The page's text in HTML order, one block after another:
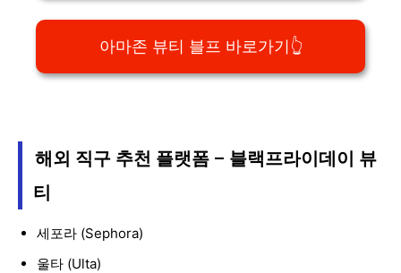
아마존 뷰티 블프 바로가기👆
해외 직구 추천 플랫폼 – 블랙프라이데이 뷰
티
세포라 (Sephora)
울타 (Ulta)